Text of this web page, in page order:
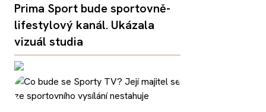
Prima Sport bude sportovně-
lifestylový kanál. Ukázala
vizuál studia